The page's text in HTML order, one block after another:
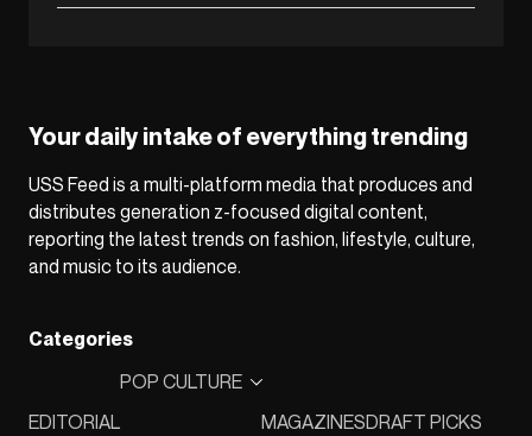
Your daily intake of everything trending
USS Feed is a multi-platform media that produces and
distributes generation z-focused digital content,
reporting the latest trends on fashion, lifestyle, culture,
and music to its audience.
Categories
EDITORIAL
POP CULTURE
MAGAZINESDRAFT PICKS